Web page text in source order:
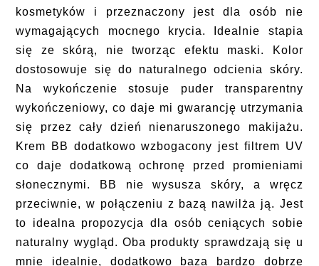
kosmetyków i przeznaczony jest dla osób nie
wymagających mocnego krycia. Idealnie stapia
się ze skórą, nie tworząc efektu maski. Kolor
dostosowuje się do naturalnego odcienia skóry.
Na wykończenie stosuje puder transparentny
wykończeniowy, co daje mi gwarancję utrzymania
się przez cały dzień nienaruszonego makijażu.
Krem BB dodatkowo wzbogacony jest filtrem UV
co daje dodatkową ochronę przed promieniami
słonecznymi. BB nie wysusza skóry, a wręcz
przeciwnie, w połączeniu z bazą nawilża ją. Jest
to idealna propozycja dla osób ceniących sobie
naturalny wygląd. Oba produkty sprawdzają się u
mnie idealnie, dodatkowo baza bardzo dobrze